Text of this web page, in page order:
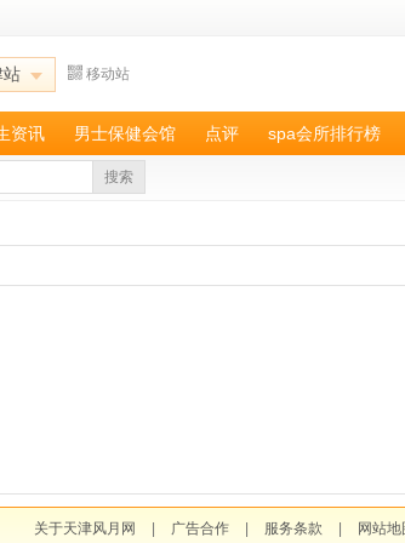
站 移动站
资讯 男士保健会馆 点评 spa会所排行榜
搜索
关于天津风月网 广告合作 服务条款 网站地